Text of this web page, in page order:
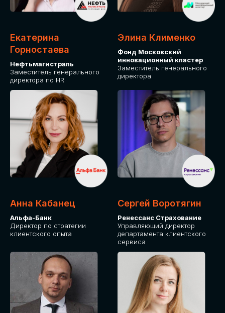
Екатерина
Горностаева
Нефтьмагистраль
Заместитель генерального
директора по HR
Элина Клименко
Фонд Московский
инновационный кластер
Заместитель генерального
директора
Анна Кабанец
Альфа-Банк
Директор по стратегии
клиентского опыта
Сергей Воротягин
Ренессанс Страхование
Управляющий директор
департамента клиентского
сервиса
Приглашаем стать партнером GLOBAL
TECH FORUM и презентовать ваши
решения целевой аудитории. Будем
рады сотрудничеству!
ПОДАТЬ ЗАЯВКУ
СТОИМОСТЬ
УЧАСТИЯ